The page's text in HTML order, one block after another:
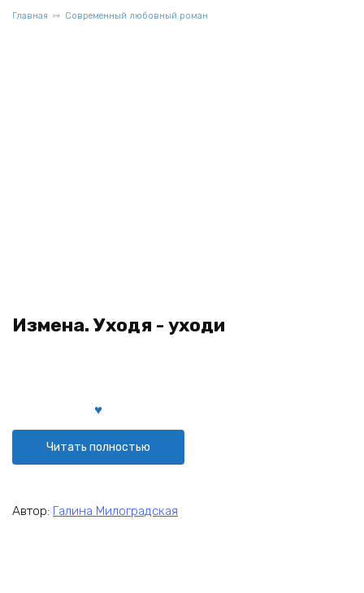
Главная Современный любовный роман
Измена. Уходя - уходи
Читать полностью
Автор: Галина Милоградская